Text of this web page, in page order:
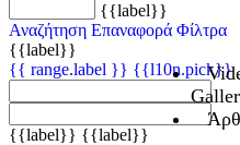
{{label}}
Αναζήτηση Επαναφορά Φίλτρα
{{label}}
{{ range.label }} {{l10n.pick}}
{{label}} {{label}}